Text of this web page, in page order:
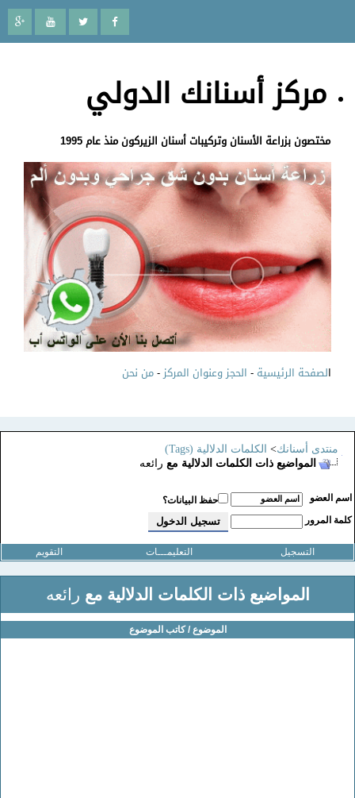
مركز أسنانك الدولي
مختصون بزراعة الأسنان وتركيبات أسنان الزيركون منذ عام 1995
لصفحة الرئيسية-الحجز وعنوان المركز-من نحن
منتدى أسنانك>الكلمات الدلالية (Tags)
المواضيع ذات الكلمات الدلالية مع رائعه
اسم العضو
حفظ البيانات؟
كلمة المرور
التسجيل التعليمـــات التقويم
المواضيع ذات الكلمات الدلالية مع رائعه
الموضوع / كاتب الموضوع